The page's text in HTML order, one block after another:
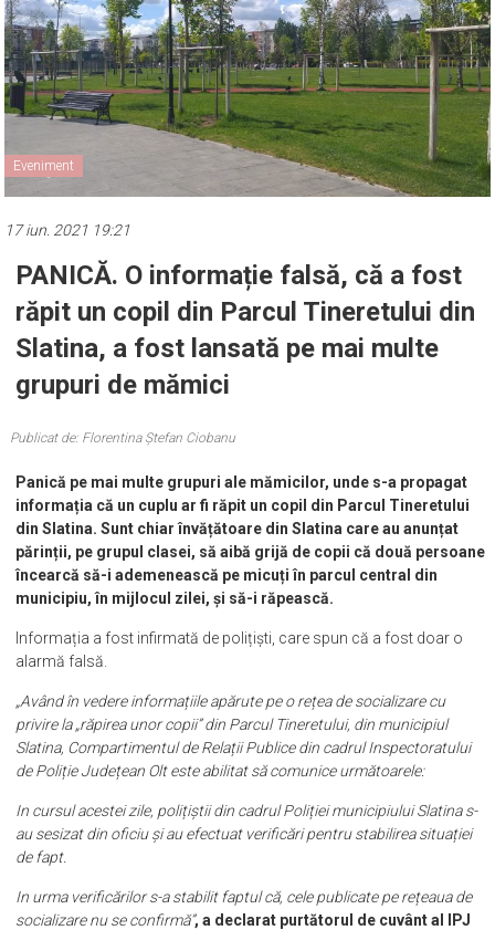
Eveniment
17 iun. 2021 19:21
PANICĂ. O informație falsă, că a fost
răpit un copil din Parcul Tineretului din
Slatina, a fost lansată pe mai multe
grupuri de mămici
Publicat de: Florentina Ștefan Ciobanu
Panică pe mai multe grupuri ale mămicilor, unde s-a propagat
informația că un cuplu ar fi răpit un copil din Parcul Tineretului
din Slatina. Sunt chiar învățătoare din Slatina care au anunțat
părinții, pe grupul clasei, să aibă grijă de copii că două persoane
încearcă să-i ademenească pe micuți în parcul central din
municipiu, în mijlocul zilei, și să-i răpească.
Informația a fost infirmată de polițiști, care spun că a fost doar o
alarmă falsă.
„Având în vedere informațiile apărute pe o rețea de socializare cu
privire la „răpirea unor copii” din Parcul Tineretului, din municipiul
Slatina, Compartimentul de Relații Publice din cadrul Inspectoratului
de Poliție Județean Olt este abilitat să comunice următoarele:
In cursul acestei zile, polițiștii din cadrul Poliției municipiului Slatina s-
au sesizat din oficiu și au efectuat verificări pentru stabilirea situației
de fapt.
In urma verificărilor s-a stabilit faptul că, cele publicate pe rețeaua de
socializare nu se confirmă”, a declarat purtătorul de cuvânt al IPJ